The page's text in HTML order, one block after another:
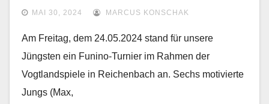
MAI 30, 2024 MARCUS KONSCHAK
Am Freitag, dem 24.05.2024 stand für unsere
Jüngsten ein Funino-Turnier im Rahmen der
Vogtlandspiele in Reichenbach an. Sechs motivierte
Jungs (Max,